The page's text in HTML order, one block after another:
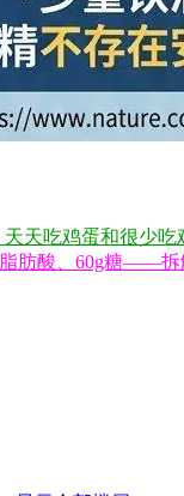
天天吃鸡蛋和很少
肪酸、60g糖——拆